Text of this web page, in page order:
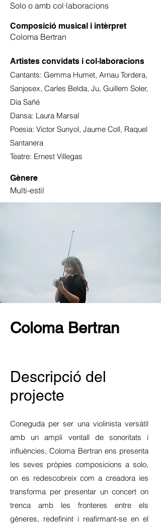
Solo o amb col·laboracions
Composició musical i intèrpret
Coloma Bertran
Artistes convidats i col·laboracions
Cantants: Gemma Humet, Arnau Tordera,
Sanjosex, Carles Belda, Ju, Guillem Soler,
Dia Sañé
Dansa: Laura Marsal
Poesia: Victor Sunyol, Jaume Coll, Raquel
Santanera
Teatre: Ernest Villegas
Gènere
Multi-estil
Coloma Bertran
Descripció del
projecte
Coneguda per ser una violinista versàtil
amb un ampli ventall de sonoritats i
influències, Coloma Bertran ens presenta
les seves pròpies composicions a solo,
on es redescobreix com a creadora ies
transforma per presentar un concert on
trenca amb les fronteres entre els
gèneres, redefinint i reafirmant-se en el